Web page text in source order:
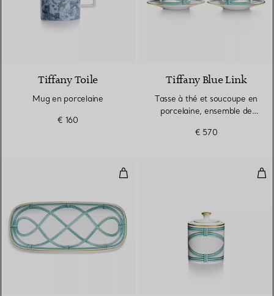
Tiffany Toile
Mug en porcelaine
€ 160
Tiffany Blue Link
Tasse à thé et soucoupe en
porcelaine, ensemble de
€ 570
Petit plat de service en